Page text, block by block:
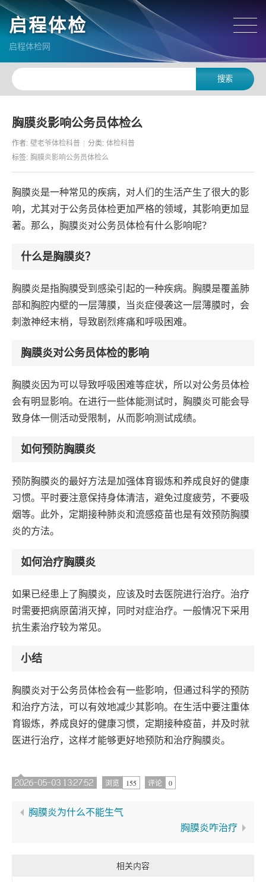
启程体检
启程体检网
胸膜炎影响公务员体检么
作者: 壁老爷体检科普 分类: 体检科普
标签: 胸膜炎影响公务员体检么
胸膜炎是一种常见的疾病，对人们的生活产生了很大的影
响，尤其对于公务员体检更加严格的领域，其影响更加显
著。那么，胸膜炎对公务员体检有什么影响呢？
什么是胸膜炎？
胸膜炎是指胸膜受到感染引起的一种疾病。胸膜是覆盖肺
部和胸腔内壁的一层薄膜，当炎症侵袭这一层薄膜时，会
刺激神经末梢，导致剧烈疼痛和呼吸困难。
胸膜炎对公务员体检的影响
胸膜炎因为可以导致呼吸困难等症状，所以对公务员体检
会有明显影响。在进行一些体能测试时，胸膜炎可能会导
致身体一侧活动受限制，从而影响测试成绩。
如何预防胸膜炎
预防胸膜炎的最好方法是加强体育锻炼和养成良好的健康
习惯。平时要注意保持身体清洁，避免过度疲劳，不要吸
烟等。此外，定期接种肺炎和流感疫苗也是有效预防胸膜
炎的方法。
如何治疗胸膜炎
如果已经患上了胸膜炎，应该及时去医院进行治疗。治疗
时需要把病原菌消灭掉，同时对症治疗。一般情况下采用
抗生素治疗较为常见。
小结
胸膜炎对于公务员体检会有一些影响，但通过科学的预防
和治疗方法，可以有效地减少其影响。在生活中要注重体
育锻炼，养成良好的健康习惯，定期接种疫苗，并及时就
医进行治疗，这样才能够更好地预防和治疗胸膜炎。
2026-05-03 13:27:52 浏览 155 评论 0
胸膜炎为什么不能生气
胸膜炎咋治疗
相关内容